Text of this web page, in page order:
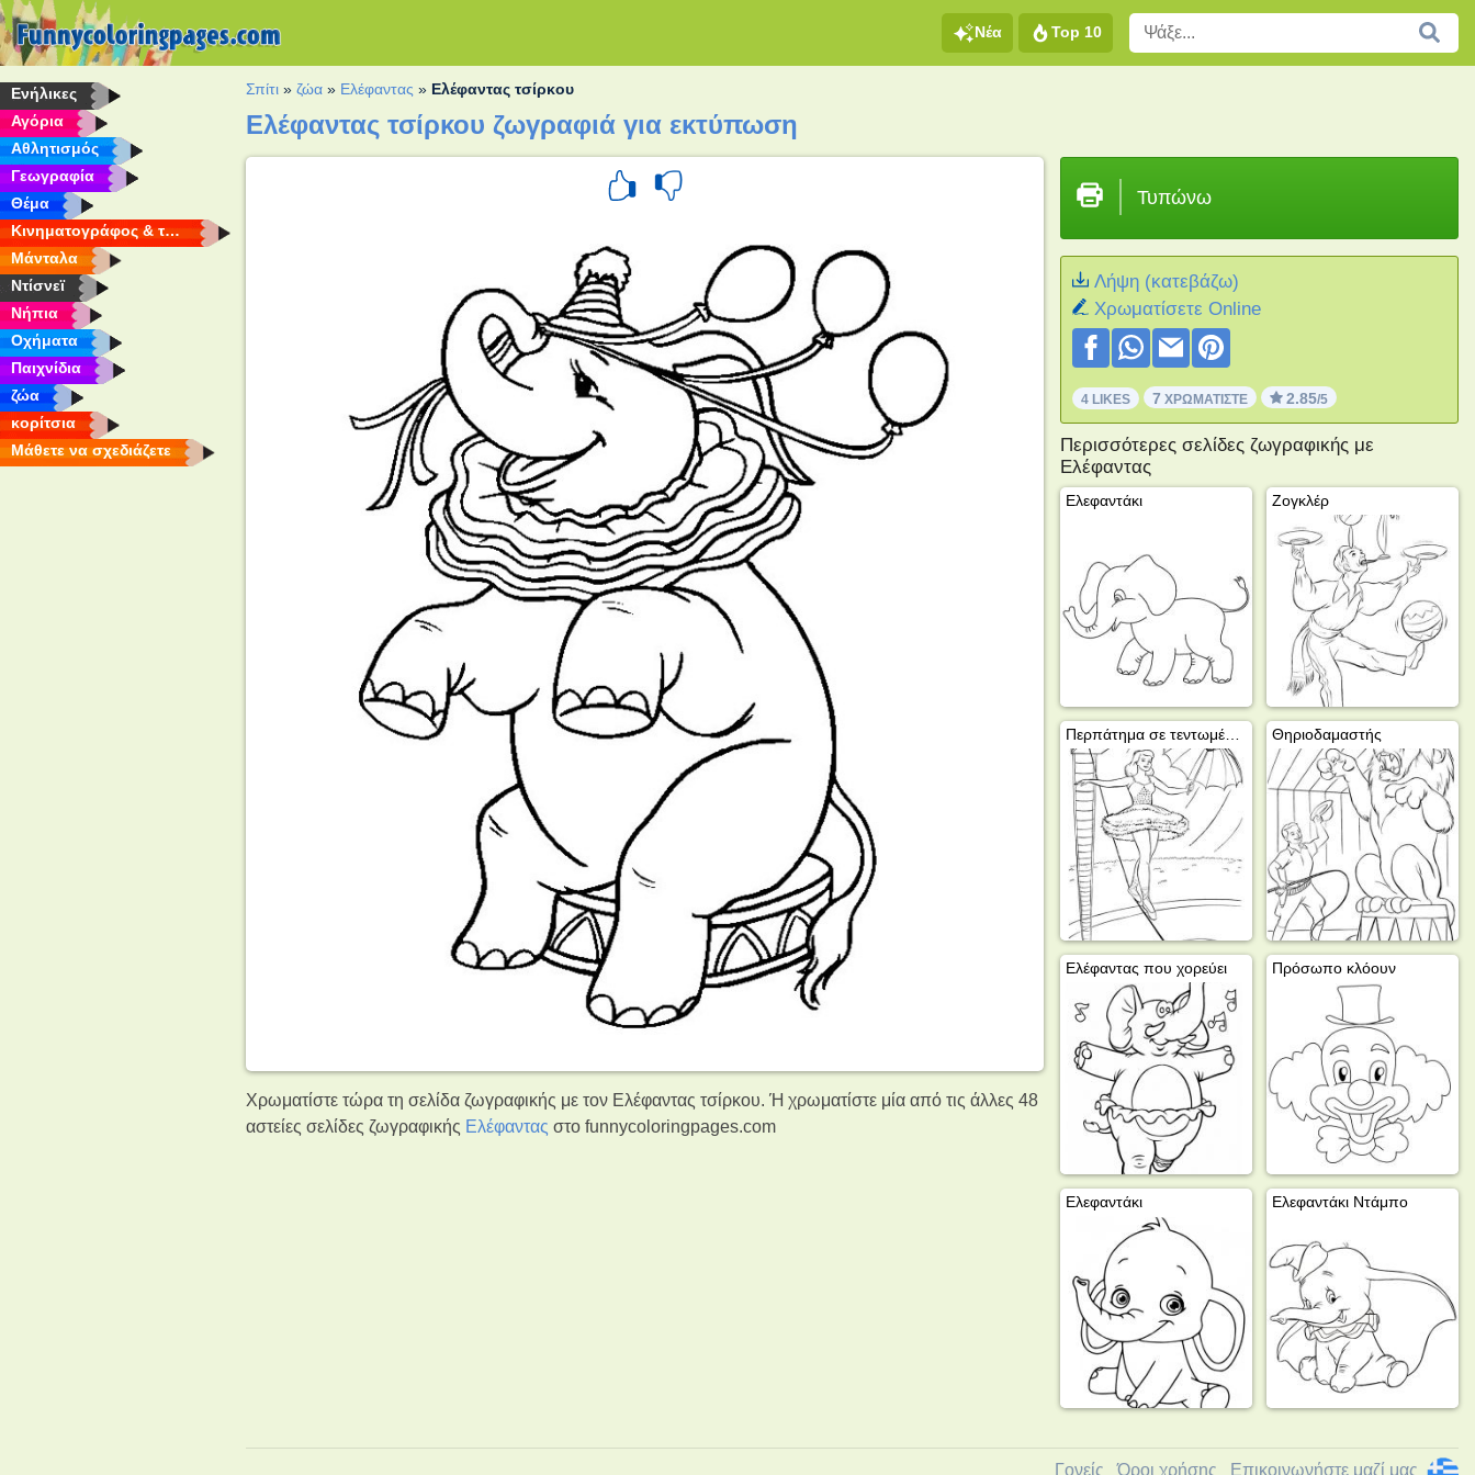
Νέα Top 10
Eνήλικες
Αγόρια
Αθλητισμός
Γεωγραφία
Θέμα
Κινηματογράφος & τηλεόραση
Μάνταλα
Ντίσνεϊ
Νήπια
Οχήματα
Παιχνίδια
ζώα
κορίτσια
Μάθετε να σχεδιάζετε
Σπίτι »ζώα » Ελέφαντας » Ελέφαντας τσίρκου
Ελέφαντας τσίρκου ζωγραφιά για εκτύπωση
Χρωματίστε τώρα τη σελίδα ζωγραφικής με τον Ελέφαντας τσίρκου. Ή χρωματίστε μία από τις άλλες 48
αστείες σελίδες ζωγραφικής Ελέφαντας στο funnycoloringpages.com
Τυπώνω
Λήψη (κατεβάζω)
Xρωματίσετε Online
4 LIKES 7 ΧΡΩΜΑΤΊΣΤΕ 2.85/5
Περισσότερες σελίδες ζωγραφικής με
Ελέφαντας
Ελεφαντάκι Ζογκλέρ
Περπάτημα σε τεντωμένο σχοινί Θηριοδαμαστής
Ελέφαντας που χορεύει Πρόσωπο κλόουν
Ελεφαντάκι Ελεφαντάκι Ντάμπο
Γονείς Όροι χρήσης Επικοινωνήστε μαζί μας